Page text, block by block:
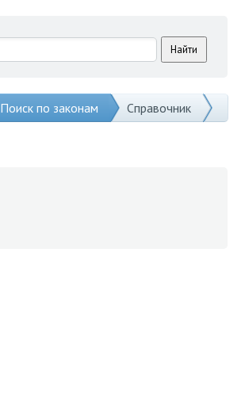
Поиск по законам Справочник